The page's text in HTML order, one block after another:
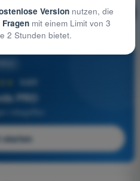
der Frage
4,6/5
PRO
inbegriffen
starten
Versionnutzen, die
mit einem Limit von 3
2 Stunden bietet.